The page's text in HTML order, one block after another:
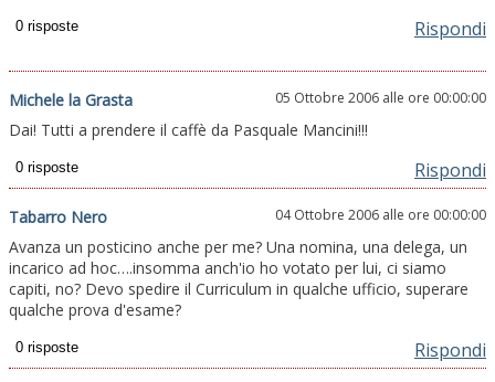
Rispondi
Michele la Grasta 05 Ottobre 2006 alle ore 00:00:00
Dai! Tutti a prendere il caffè da Pasquale Mancini!!!
Rispondi
Tabarro Nero 04 Ottobre 2006 alle ore 00:00:00
Avanza un posticino anche per me? Una nomina, una delega, un
incarico ad hoc….insomma anch'io ho votato per lui, ci siamo
capiti, no? Devo spedire il Curriculum in qualche ufficio, superare
qualche prova d'esame?
Rispondi